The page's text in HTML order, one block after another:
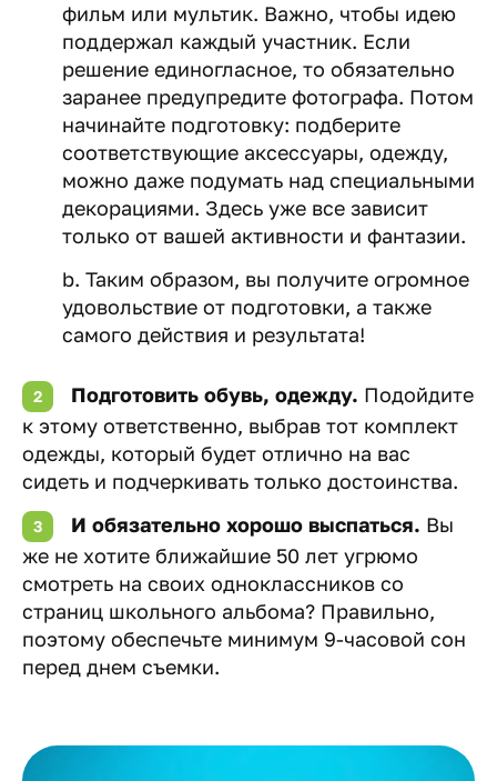
фильм или мультик. Важно, чтобы идею
поддержал каждый участник. Если
решение единогласное, то обязательно
заранее предупредите фотографа. Потом
начинайте подготовку: подберите
соответствующие аксессуары, одежду,
можно даже подумать над специальными
декорациями. Здесь уже все зависит
только от вашей активности и фантазии.
b. Таким образом, вы получите огромное
удовольствие от подготовки, а также
самого действия и результата!
Подготовить обувь, одежду. Подойдите
к этому ответственно, выбрав тот комплект
одежды, который будет отлично на вас
сидеть и подчеркивать только достоинства.
И обязательно хорошо выспаться. Вы
же не хотите ближайшие 50 лет угрюмо
смотреть на своих одноклассников со
страниц школьного альбома? Правильно,
поэтому обеспечьте минимум 9-часовой сон
перед днем съемки.